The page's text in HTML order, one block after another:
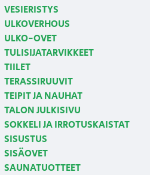
VESIERISTYS
ULKOVERHOUS
ULKO-OVET
TULISIJATARVIKKEET
TIILET
TERASSIRUUVIT
TEIPIT JA NAUHAT
TALON JULKISIVU
SOKKELI JA IRROTUSKAISTAT
SISUSTUS
SISÄOVET
SAUNATUOTTEET